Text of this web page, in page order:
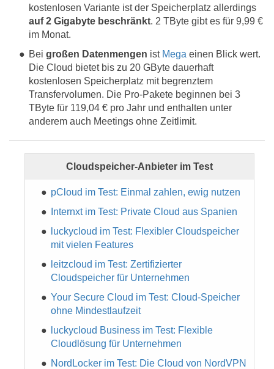
kostenlosen Variante ist der Speicherplatz allerdings
auf 2 Gigabyte beschränkt. 2 TByte gibt es für 9,99 €
im Monat.
Beigroßen Datenmengen ist Mega einen Blick wert.
Die Cloud bietet bis zu 20 GByte dauerhaft
kostenlosen Speicherplatz mit begrenztem
Transfervolumen. Die Pro-Pakete beginnen bei 3
TByte für 119,04 € pro Jahr und enthalten unter
anderem auch Meetings ohne Zeitlimit.
Cloudspeicher-Anbieter im Test
pCloud im Test: Einmal zahlen, ewig nutzen
Internxt im Test: Private Cloud aus Spanien
luckycloud im Test: Flexibler Cloudspeicher
mit vielen Features
leitzcloud im Test: Zertifizierter
Cloudspeicher für Unternehmen
Your Secure Cloud im Test: Cloud-Speicher
ohne Mindestlaufzeit
luckycloud Business im Test: Flexible
Cloudlösung für Unternehmen
NordLocker im Test: Die Cloud von NordVPN